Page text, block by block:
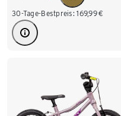
30-Tage-Bestpreis: 169,99€